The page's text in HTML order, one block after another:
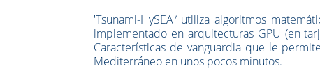
'Tsunami-HySEA' utiliza algoritmos
implementado en arquitecturas GPU (en
Características de vanguardia que le
Mediterráneo en unos pocos minutos.